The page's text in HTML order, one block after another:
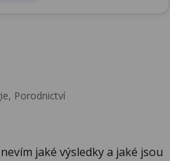
Porodnictví
jaké výsledky a jaké jsou